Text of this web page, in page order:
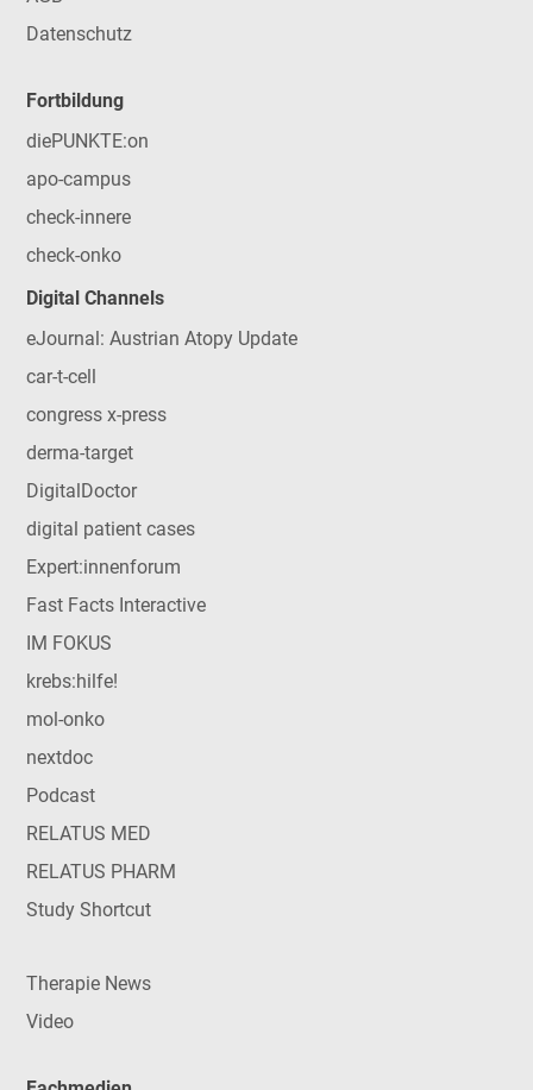
Datenschutz
Fortbildung
diePUNKTE:on
apo-campus
check-innere
check-onko
Digital Channels
eJournal: Austrian Atopy Update
car-t-cell
congress x-press
derma-target
DigitalDoctor
digital patient cases
Expert:innenforum
Fast Facts Interactive
IM FOKUS
krebs:hilfe!
mol-onko
nextdoc
Podcast
RELATUS MED
RELATUS PHARM
Study Shortcut
Therapie News
Video